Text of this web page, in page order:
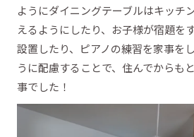
ようにダイニングテーブルはキッチ
えるようにしたり、お子様が宿題を
設置したり、ピアノの練習を家事を
うに配慮することで、住んでからも
事でした！